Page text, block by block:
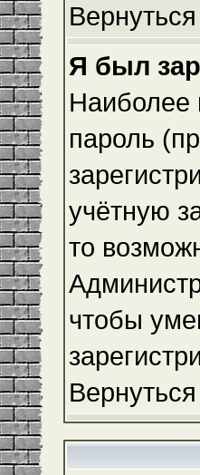
Я был
Наиболее
пароль
учётную
то
чтобы